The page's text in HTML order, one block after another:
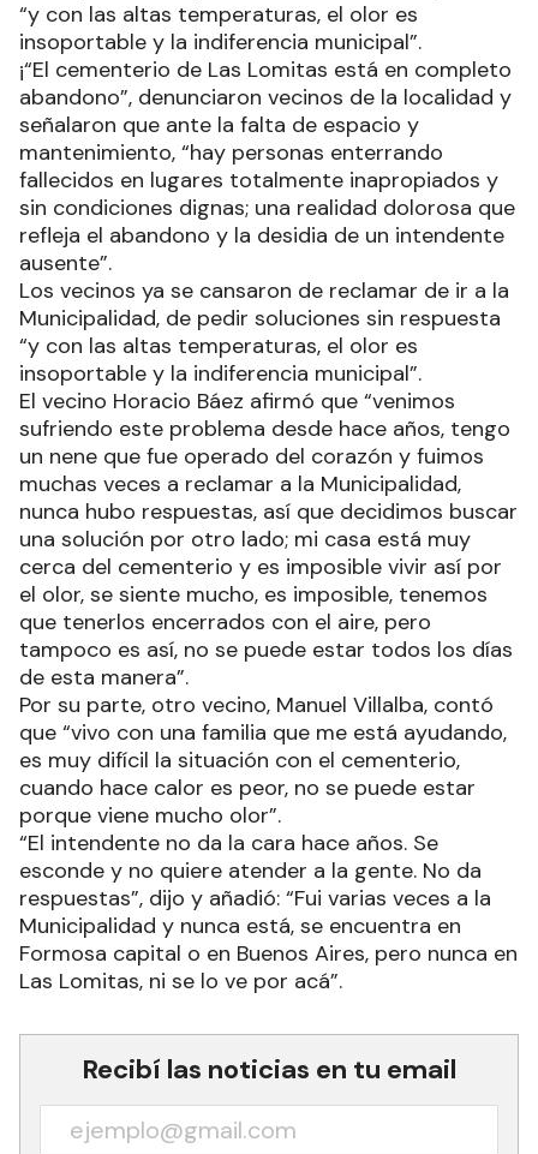
“y con las altas temperaturas, el olor es
insoportable y la indiferencia municipal”.
¡“El cementerio de Las Lomitas está en completo
abandono”, denunciaron vecinos de la localidad y
señalaron que ante la falta de espacio y
mantenimiento, “hay personas enterrando
fallecidos en lugares totalmente inapropiados y
sin condiciones dignas; una realidad dolorosa que
refleja el abandono y la desidia de un intendente
ausente”.
Los vecinos ya se cansaron de reclamar de ir a la
Municipalidad, de pedir soluciones sin respuesta
“y con las altas temperaturas, el olor es
insoportable y la indiferencia municipal”.
El vecino Horacio Báez afirmó que “venimos
sufriendo este problema desde hace años, tengo
un nene que fue operado del corazón y fuimos
muchas veces a reclamar a la Municipalidad,
nunca hubo respuestas, así que decidimos buscar
una solución por otro lado; mi casa está muy
cerca del cementerio y es imposible vivir así por
el olor, se siente mucho, es imposible, tenemos
que tenerlos encerrados con el aire, pero
tampoco es así, no se puede estar todos los días
de esta manera”.
Por su parte, otro vecino, Manuel Villalba, contó
que “vivo con una familia que me está ayudando,
es muy difícil la situación con el cementerio,
cuando hace calor es peor, no se puede estar
porque viene mucho olor”.
“El intendente no da la cara hace años. Se
esconde y no quiere atender a la gente. No da
respuestas”, dijo y añadió: “Fui varias veces a la
Municipalidad y nunca está, se encuentra en
Formosa capital o en Buenos Aires, pero nunca en
Las Lomitas, ni se lo ve por acá”.
Recibí las noticias en tu email